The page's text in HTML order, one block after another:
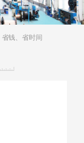
钱、省时间